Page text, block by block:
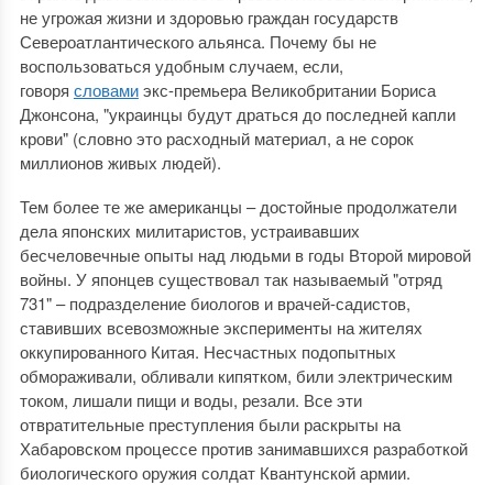
не угрожая жизни и здоровью граждан государств
Североатлантического альянса. Почему бы не
воспользоваться удобным случаем, если,
говоря словамиэкс-премьера Великобритании Бориса
Джонсона, "украинцы будут драться до последней капли
крови" (словно это расходный материал, а не сорок
миллионов живых людей).
Тем более те же американцы – достойные продолжатели
дела японских милитаристов, устраивавших
бесчеловечные опыты над людьми в годы Второй мировой
войны. У японцев существовал так называемый "отряд
731" – подразделение биологов и врачей-садистов,
ставивших всевозможные эксперименты на жителях
оккупированного Китая. Несчастных подопытных
обмораживали, обливали кипятком, били электрическим
током, лишали пищи и воды, резали. Все эти
отвратительные преступления были раскрыты на
Хабаровском процессе против занимавшихся разработкой
биологического оружия солдат Квантунской армии.